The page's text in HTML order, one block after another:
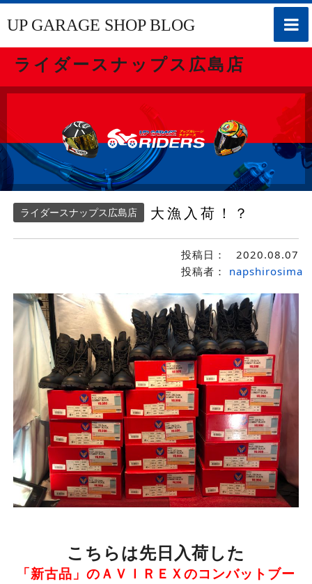
toggle
UP GARAGE SHOP BLOG
ライダースナップス広島店
ライダースナップス広島店 大漁入荷！？
投稿日：
2020.08.07
投稿者：
napshirosima
こちらは先日入荷した
「新古品」のＡＶＩＲＥＸのコンバットブー